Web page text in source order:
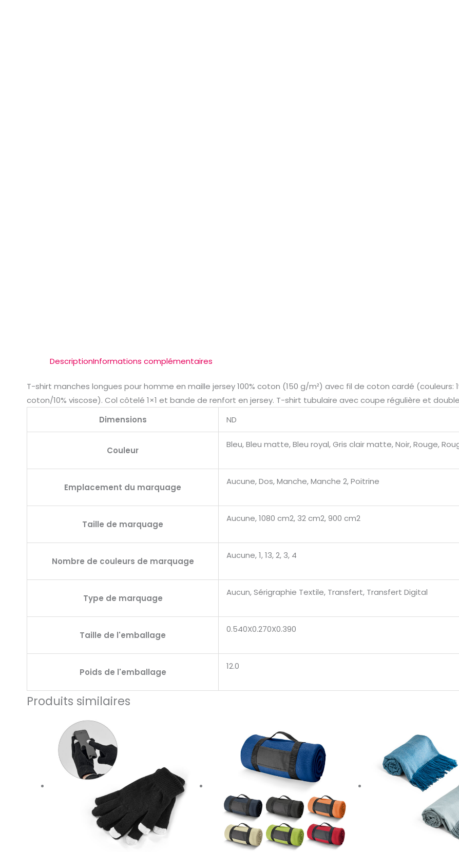
DescriptionInformations complémentaires
T-shirt manches longues pour homme en maille jersey 100% coton (150 g/m²) avec fil de coton cardé (couleurs:
coton/10% viscose). Col côtelé 1×1 et bande de renfort en jersey. T-shirt tubulaire avec coupe régulière et double
Dimensions
ND
Couleur
Bleu, Bleu matte, Bleu royal, Gris clair matte, Noir, Rouge,
Emplacement du marquage
Aucune, Dos, Manche, Manche 2, Poitrine
Taille de marquage
Aucune, 1080 cm2, 32 cm2, 900 cm2
Nombre de couleurs de marquage
Aucune, 1, 13, 2, 3, 4
Type de marquage
Aucun, Sérigraphie Textile, Transfert, Transfert Digital
Taille de l'emballage
0.540X0.270X0.390
Poids de l'emballage
12.0
Produits similaires